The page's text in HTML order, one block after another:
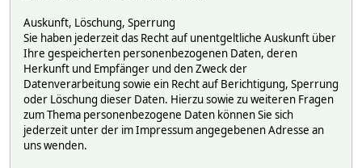
Auskunft, Löschung, Sperrung
Sie haben jederzeit das Recht auf unentgeltliche Auskunft über
Ihre gespeicherten personenbezogenen Daten, deren
Herkunft und Empfänger und den Zweck der
Datenverarbeitung sowie ein Recht auf Berichtigung, Sperrung
oder Löschung dieser Daten. Hierzu sowie zu weiteren Fragen
zum Thema personenbezogene Daten können Sie sich
jederzeit unter der im Impressum angegebenen Adresse an
uns wenden.